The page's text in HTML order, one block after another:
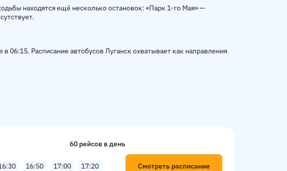
находятся ещё несколько остановок: «Парк 1-го Мая» —
06:15. Расписание автобусов Луганск охватывает как направления
60 рейсов в день
16:50 17:00
17:20
Смотреть расписание